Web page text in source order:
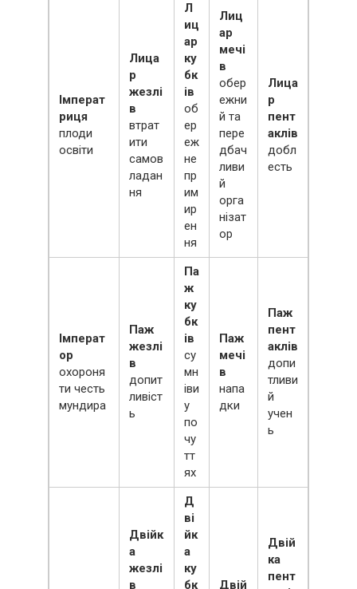
Імперат
риця
плоди
освіти
Лица
р
жезлі
в
втрат
ити
самов
ладан
ня
Л
иц
ар
ку
бк
ів
об
ер
еж
не
пр
им
ир
ен
ня
Лиц
ар
мечі
в
обер
ежни
й та
пере
дбач
ливи
й
орга
нізат
ор
Лица
р
пент
аклів
добл
есть
Імперат
ор
охороня
ти честь
мундира
Паж
жезлі
в
допит
ливіст
ь
Па
ж
ку
бк
ів
су
мн
іви
у
по
чу
тт
ях
Паж
мечі
в
напа
дки
Паж
пент
аклів
допи
тливи
й
учен
ь
Двійк
а
жезлі
в
Д
ві
йк
а
ку
бк
Двій
Двій
ка
пент